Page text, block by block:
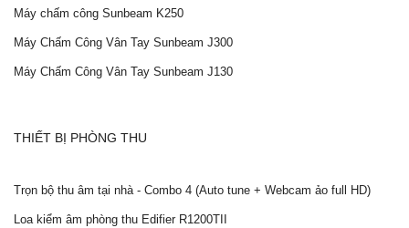
Máy chấm công Sunbeam K250
Máy Chấm Công Vân Tay Sunbeam J300
Máy Chấm Công Vân Tay Sunbeam J130
THIẾT BỊ PHÒNG THU
Trọn bộ thu âm tại nhà - Combo 4 (Auto tune + Webcam ảo full HD)
Loa kiểm âm phòng thu Edifier R1200TII